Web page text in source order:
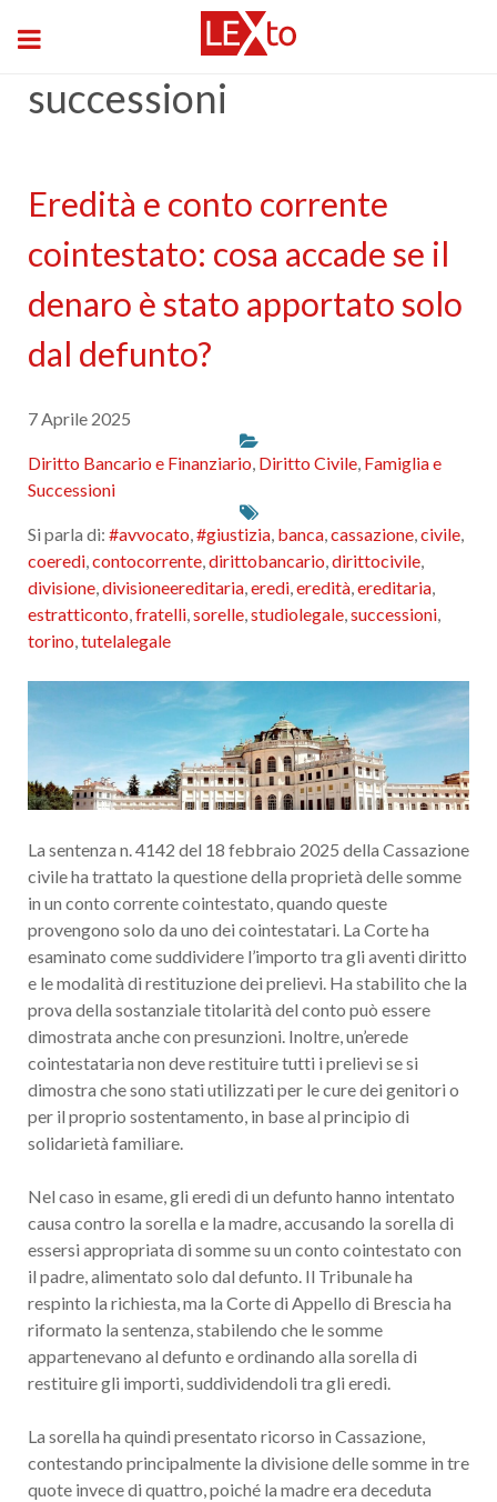
successioni
Eredità e conto corrente
cointestato: cosa accade se il
denaro è stato apportato solo
dal defunto?
7 Aprile 2025
Diritto Bancario e Finanziario, Diritto Civile, Famiglia e
Successioni
Si parla di: #avvocato,#giustizia, banca,cassazione,civile,
coeredi,contocorrente,dirittobancario,dirittocivile,
divisione,divisioneereditaria,eredi,eredità,ereditaria,
estratticonto,fratelli,sorelle,studiolegale,successioni,
torino,tutelalegale
La sentenza n. 4142 del 18 febbraio 2025 della Cassazione
civile ha trattato la questione della proprietà delle somme
in un conto corrente cointestato, quando queste
provengono solo da uno dei cointestatari. La Corte ha
esaminato come suddividere l’importo tra gli aventi diritto
e le modalità di restituzione dei prelievi. Ha stabilito che la
prova della sostanziale titolarità del conto può essere
dimostrata anche con presunzioni. Inoltre, un’erede
cointestataria non deve restituire tutti i prelievi se si
dimostra che sono stati utilizzati per le cure dei genitori o
per il proprio sostentamento, in base al principio di
solidarietà familiare.
Nel caso in esame, gli eredi di un defunto hanno intentato
causa contro la sorella e la madre, accusando la sorella di
essersi appropriata di somme su un conto cointestato con
il padre, alimentato solo dal defunto. Il Tribunale ha
respinto la richiesta, ma la Corte di Appello di Brescia ha
riformato la sentenza, stabilendo che le somme
appartenevano al defunto e ordinando alla sorella di
restituire gli importi, suddividendoli tra gli eredi.
La sorella ha quindi presentato ricorso in Cassazione,
contestando principalmente la divisione delle somme in tre
quote invece di quattro, poiché la madre era deceduta